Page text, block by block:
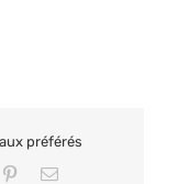
préférés
PinterestEmail